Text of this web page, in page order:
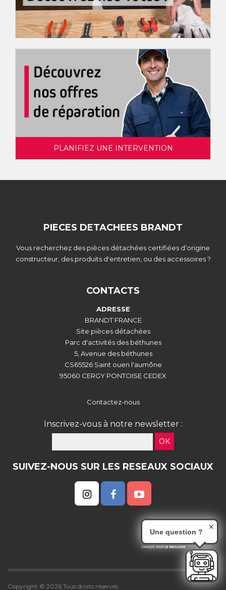
PLANIFIEZ UNE INTERVENTION
PIECES DETACHEES BRANDT
Vous recherchez des pièces détachées certifiées d’origine
constructeur, des produits d'entretien, ou des accessoires ?
CONTACTS
ADRESSE
BRANDT FRANCE
Site pièces détachées
Parc d'activités des béthunes
5, Avenue des béthunes
CS65526 Saint ouen l'aumône
95060 CERGY PONTOISE CEDEX
Contactez-nous
Inscrivez-vous à notre newsletter :
OK
SUIVEZ-NOUS SUR LES RESEAUX SOCIAUX
Copyright © 2026 Tous droits réservés
Une question ?
✕